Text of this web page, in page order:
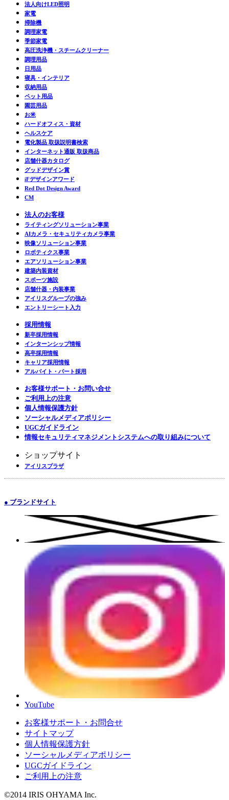
法人向けLED照明
家電
掃除機
調理家電
季節家電
高圧洗浄機・スチームクリーナー
調理用品
日用品
寝具・インテリア
収納用品
ペット用品
園芸用品
お米
ハードオフィス・資材
ヘルスケア
電化製品 取扱説明書検索
インターネット通販 取扱商品
店舗什器カタログ
グッドデザイン賞
iFデザインアワード
Red Dot Design Award
CM
法人のお客様
ライティングソリューション事業
AIカメラ・セキュリティカメラ事業
映像ソリューション事業
ロボティクス事業
エアソリューション事業
建築内装資材
スポーツ施設
店舗什器・内装事業
アイリスグループの強み
エントリーシート入力
採用情報
新卒採用情報
インターンシップ情報
高卒採用情報
キャリア採用情報
アルバイト・パート採用
お客様サポート・お問い合せ
ご利用上の注意
個人情報保護方針
ソーシャルメディアポリシー
UGCガイドライン
情報セキュリティマネジメントシステムへの取り組みについて
ショップサイト
アイリスプラザ
● ブランドサイト
YouTube
お客様サポート・お問合せ
サイトマップ
個人情報保護方針
ソーシャルメディアポリシー
UGCガイドライン
ご利用上の注意
©2014 IRIS OHYAMA Inc.